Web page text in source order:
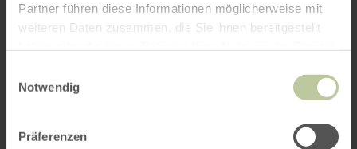
Partner führen diese Informationen möglicherweise mit
weiteren Daten zusammen, die Sie ihnen bereitgestellt
Notwendig
Präferenzen